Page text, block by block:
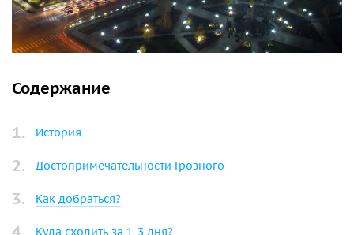
Содержание
История
Достопримечательности Грозного
Как добраться?